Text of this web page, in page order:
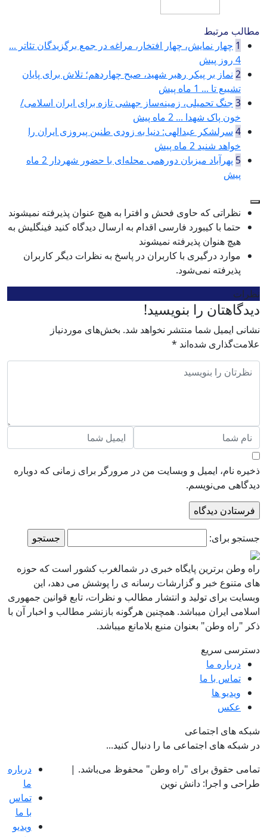
مطالب مرتبط
1 چهار نمایش، چهار افتخار، مراغه در جمع برگزیدگان تئاتر ...
4 روز پیش
2 نماز بر پیکر رهبر شهید، صبح چهاردهم؛ تلاش برای پایان
تشییع تا ... 1 ماه پیش
3 جنگ تحمیلی، زمینه‌ساز جهشی تازه برای ایران اسلامی/
خون پاک شهدا ... 2 ماه پیش
4 سرلشکر عبدالهی: دنیا به زودی طنین پیروزی ایران را
خواهد شنید 2 ماه پیش
5 پهرآباد میزبان دورهمی محله‌ای با حضور شهردار
2 ماه
پیش
نظراتی که حاوی فحش و افترا به هیچ عنوان پذیرفته نمیشوند
حتما با کیبورد فارسی اقدام به ارسال دیدگاه کنید فینگلیش به
هیچ هنوان پذیرفته نمیشوند
موارد درگیری با کاربران در پاسخ به نظرات دیگر کاربران
پذیرفته نمی‌شود.
نظرات
دیدگاهتان را بنویسید!
نشانی ایمیل شما منتشر نخواهد شد. بخش‌های موردنیاز
علامت‌گذاری شده‌اند *
ذخیره نام، ایمیل و وبسایت من در مرورگر برای زمانی که دوباره
دیدگاهی می‌نویسم.
جستجو برای:
راه وطن برترین پایگاه خبری در شمالغرب کشور است که حوزه
های متنوع خبر و گزارشات رسانه ی را پوشش می دهد، این
وبسایت برای تولید و انتشار مطالب و نظرات، تابع قوانین جمهوری
اسلامی ایران میباشد. همچنین هرگونه بازنشر مطالب و اخبار آن با
ذکر "راه وطن" بعنوان منبع بلامانع میباشد.
دسترسی سریع
درباره ما
تماس با ما
ویدیو ها
عکس
شبکه های اجتماعی
در شبکه های اجتماعی ما را دنبال کنید...
تمامی حقوق برای "راه وطن" محفوظ می‌باشد. |
طراحی و اجرا: دانش نوین
درباره
ما
تماس
با ما
ویدیو